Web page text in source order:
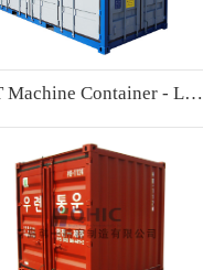
20FT Machine Container - Lamor